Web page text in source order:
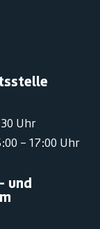
Uhr
– 17:00 Uhr
und